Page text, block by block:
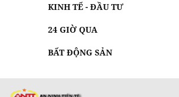
KINH TẾ - ĐẦU TƯ
24 GIỜ QUA
BẤT ĐỘNG SẢN